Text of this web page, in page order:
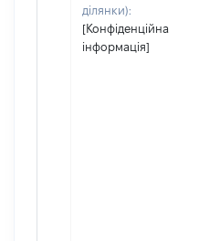
ділянки):
[Конфіденційна
інформація]